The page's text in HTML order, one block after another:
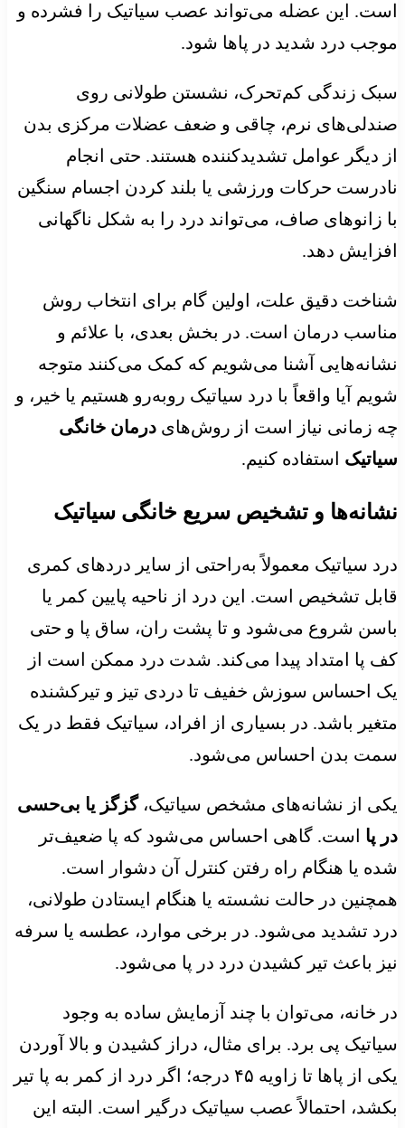
است. این عضله می‌تواند عصب سیاتیک را فشرده و
موجب درد شدید در پاها شود.
سبک زندگی کم‌تحرک، نشستن طولانی روی
صندلی‌های نرم، چاقی و ضعف عضلات مرکزی بدن
از دیگر عوامل تشدیدکننده هستند. حتی انجام
نادرست حرکات ورزشی یا بلند کردن اجسام سنگین
با زانوهای صاف، می‌تواند درد را به شکل ناگهانی
افزایش دهد.
شناخت دقیق علت، اولین گام برای انتخاب روش
مناسب درمان است. در بخش بعدی، با علائم و
نشانه‌هایی آشنا می‌شویم که کمک می‌کنند متوجه
شویم آیا واقعاً با درد سیاتیک روبه‌رو هستیم یا خیر، و
چه زمانی نیاز است از روش‌های درمان خانگی
سیاتیک استفاده کنیم.
نشانه‌ها و تشخیص سریع خانگی سیاتیک
درد سیاتیک معمولاً به‌راحتی از سایر دردهای کمری
قابل تشخیص است. این درد از ناحیه پایین کمر یا
باسن شروع می‌شود و تا پشت ران، ساق پا و حتی
کف پا امتداد پیدا می‌کند. شدت درد ممکن است از
یک احساس سوزش خفیف تا دردی تیز و تیرکشنده
متغیر باشد. در بسیاری از افراد، سیاتیک فقط در یک
سمت بدن احساس می‌شود.
یکی از نشانه‌های مشخص سیاتیک،گزگز یا بی‌حسی
در پا است. گاهی احساس می‌شود که پا ضعیف‌تر
شده یا هنگام راه رفتن کنترل آن دشوار است.
همچنین در حالت نشسته یا هنگام ایستادن طولانی،
درد تشدید می‌شود. در برخی موارد، عطسه یا سرفه
نیز باعث تیر کشیدن درد در پا می‌شود.
در خانه، می‌توان با چند آزمایش ساده به وجود
سیاتیک پی برد. برای مثال، دراز کشیدن و بالا آوردن
یکی از پاها تا زاویه ۴۵ درجه؛ اگر درد از کمر به پا تیر
بکشد، احتمالاً عصب سیاتیک درگیر است. البته این